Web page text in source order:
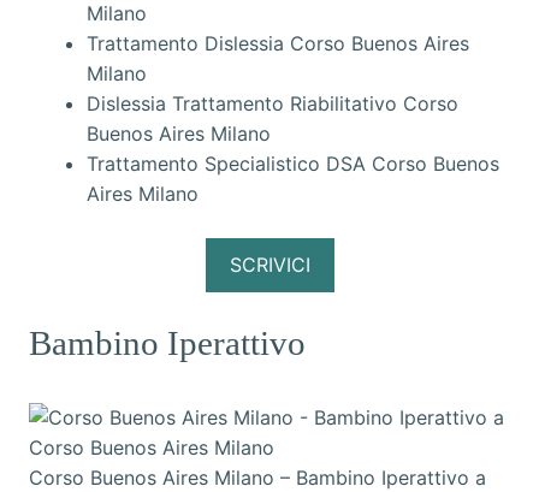
Milano
Trattamento Dislessia Corso Buenos Aires
Milano
Dislessia Trattamento Riabilitativo Corso
Buenos Aires Milano
Trattamento Specialistico DSA Corso Buenos
Aires Milano
SCRIVICI
Bambino Iperattivo
Corso Buenos Aires Milano – Bambino Iperattivo a